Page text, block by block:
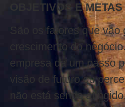
OBJETIVOS E METAS
São os fatores que
crescimento do
empresa da um passo
visão de futuro ou
não está sendo